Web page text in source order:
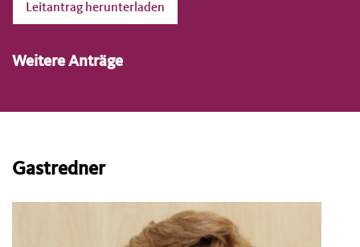
Leitantrag herunterladen
Weitere Anträge
Gastredner